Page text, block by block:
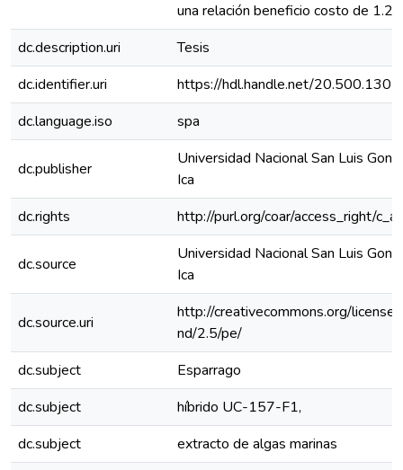
una relación beneficio costo de
dc.description.uri
Tesis
dc.identifier.uri
https://hdl.handle.net/
dc.language.iso
spa
dc.publisher
Universidad Nacional San Luis
Ica
dc.rights
http://purl.org/coar/access_right/
dc.source
Universidad Nacional San Luis
Ica
dc.source.uri
http://creativecommons.org/
nd/2.5/pe/
dc.subject
Esparrago
dc.subject
híbrido UC-157-F1,
dc.subject
extracto de algas marinas